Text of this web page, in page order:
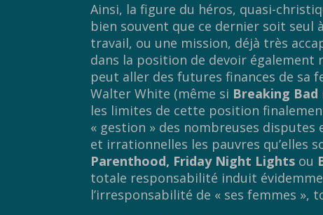
Ainsi, la figure du héros, quasi-
bien souvent que ce dernier soit seul
travail, ou une mission, déjà très
dans la position de devoir également
peut aller des futures finances de sa
Walter White (même si Breaking Bad
les limites de cette position
« gestion » des nombreuses
et irrationnelles les pauvres qu’elles
Parenthood, Friday Night Lights ou
totale responsabilité induit
l’irresponsabilité de « ses femmes »,